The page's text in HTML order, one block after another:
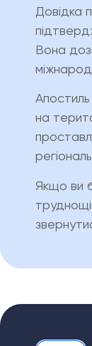
Довідка
Вона
на
Якщо ви